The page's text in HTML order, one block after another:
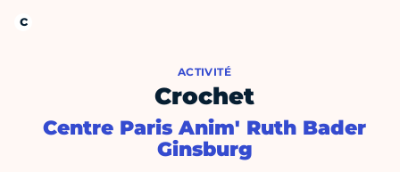
ACTIVITÉ
Crochet
Centre Paris Anim' Ruth Bader
Ginsburg